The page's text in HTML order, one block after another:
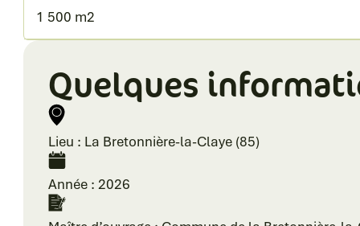
1 500 m2
Quelques
Lieu : La Bretonnière-la-Claye (85)
Année : 2026